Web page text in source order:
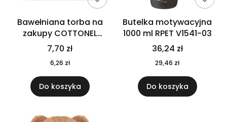
Bawełniana torba na
zakupy COTTONEL
COLOUR++ MO9846-11
7,70 zł
6,26 zł
Do koszyka
Butelka motywacyjna
1000 ml RPET V1541-03
36,24 zł
29,46 zł
Do koszyka